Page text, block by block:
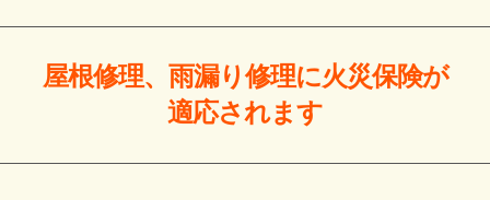
屋根修理、雨漏り修理に火災保険が
適応されます